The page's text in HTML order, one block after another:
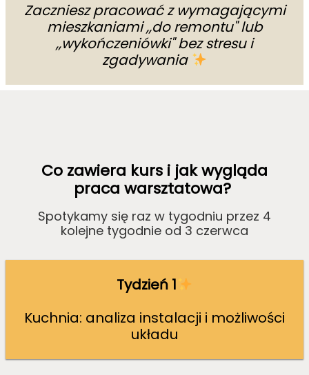
Zaczniesz pracować z wymagającymi
mieszkaniami ,,do remontu" lub
,,wykończeniówki" bez stresu i
zgadywania
Co zawiera kurs i jak wygląda
praca warsztatowa?
Spotykamy się raz w tygodniu przez 4
kolejne tygodnie od 3 czerwca
Tydzień 1
Kuchnia: analiza instalacji i możliwości
układu